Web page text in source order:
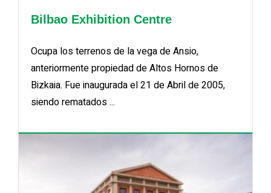
Bilbao Exhibition Centre
Ocupa los terrenos de la vega de Ansio,
anteriormente propiedad de Altos Hornos de
Bizkaia. Fue inaugurada el 21 de Abril de 2005,
siendo rematados ...